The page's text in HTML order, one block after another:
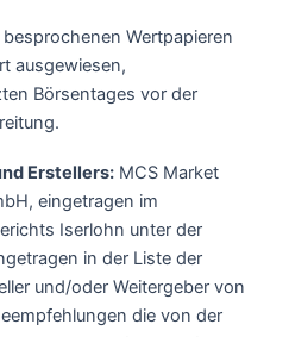
Wertpapieren
ausgewiesen,
Börsentages vor der
Erstellers: MCS Market
eingetragen im
Iserlohn unter der
in der Liste der
und/oder Weitergeber von
die von der